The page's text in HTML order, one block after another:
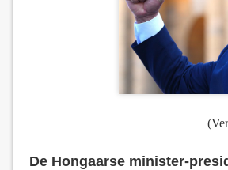
De Hongaarse minister-